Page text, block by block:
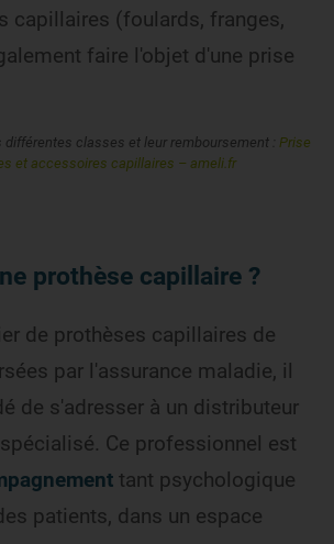
capillaires (foulards, franges,
faire l'objet d'une prise
différentes classes et leur remboursement : Prise
et accessoires capillaires – ameli.fr
prothèse capillaire ?
de prothèses capillaires de
par l'assurance maladie, il
de s'adresser à un distributeur
Ce professionnel est
tant psychologique
patients, dans un espace